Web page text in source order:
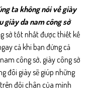
ta không nói vềgiày
giày da nam công sở
sở tốt nhất được thiết kế
cả khi bạn đứng cả
công sở, giày công sở
đôi giày sẽ giúp những
đôi chân của mình